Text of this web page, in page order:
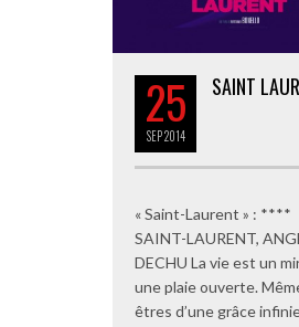
25
SEP2014
SAINT
« Saint-Laurent » : ****
SAINT-LAURENT,
DECHU La vie est un
une plaie ouverte.
êtres d’une grâce